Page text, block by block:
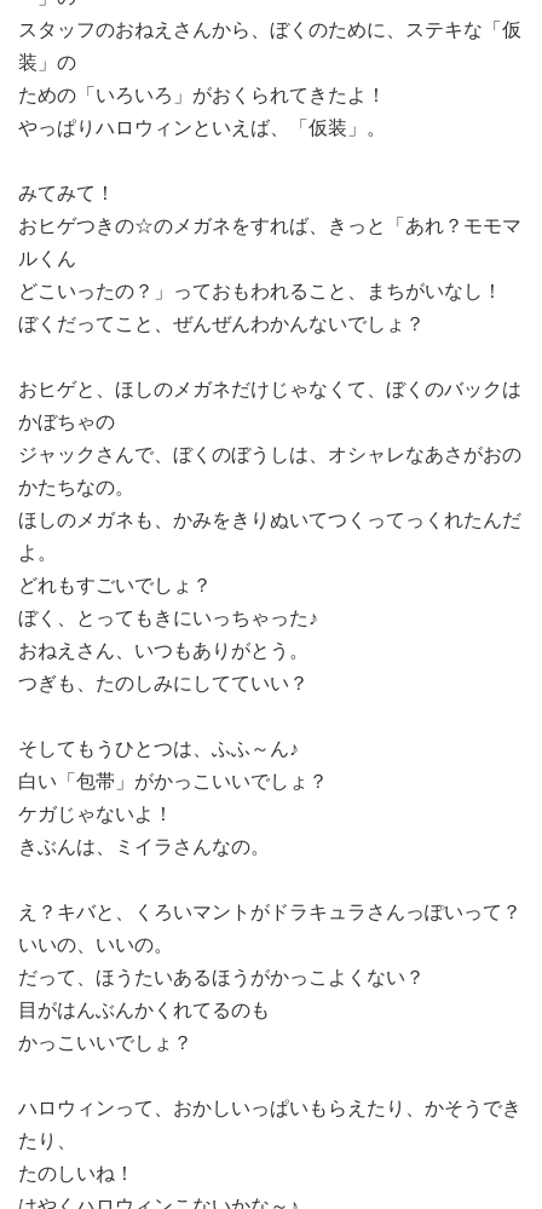
スタッフのおねえさんから、ぼくのために、ステキな「仮
装」の
ための「いろいろ」がおくられてきたよ！
やっぱりハロウィンといえば、「仮装」。
みてみて！
おヒゲつきの☆のメガネをすれば、きっと「あれ？モモマ
ルくん
どこいったの？」っておもわれること、まちがいなし！
ぼくだってこと、ぜんぜんわかんないでしょ？
おヒゲと、ほしのメガネだけじゃなくて、ぼくのバックは
かぼちゃの
ジャックさんで、ぼくのぼうしは、オシャレなあさがおの
かたちなの。
ほしのメガネも、かみをきりぬいてつくってっくれたんだ
よ。
どれもすごいでしょ？
ぼく、とってもきにいっちゃった♪
おねえさん、いつもありがとう。
つぎも、たのしみにしてていい？
そしてもうひとつは、ふふ～ん♪
白い「包帯」がかっこいいでしょ？
ケガじゃないよ！
きぶんは、ミイラさんなの。
え？キバと、くろいマントがドラキュラさんっぽいって？
いいの、いいの。
だって、ほうたいあるほうがかっこよくない？
目がはんぶんかくれてるのも
かっこいいでしょ？
ハロウィンって、おかしいっぱいもらえたり、かそうでき
たり、
たのしいね！